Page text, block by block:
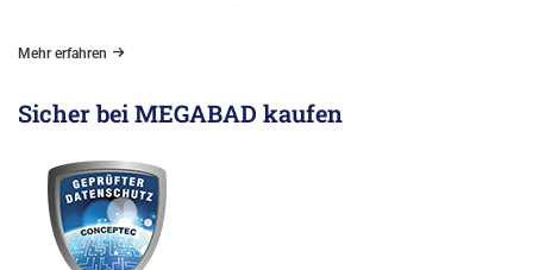
Mehr erfahren
Sicher bei MEGABAD kaufen